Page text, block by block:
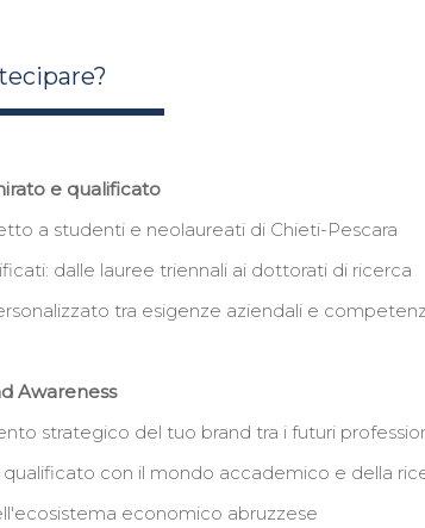
e qualificato
a studenti e neolaureati di Chieti-Pescara
dalle lauree triennali ai dottorati di ricerca
tra esigenze aziendali e
Awareness
strategico del tuo brand tra i futuri
con il mondo accademico e della
economico abruzzese